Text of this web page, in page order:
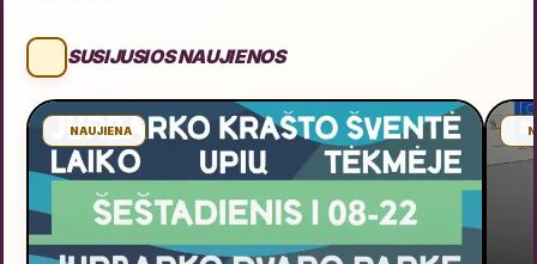
SUSIJUSIOS NAUJIENOS
NAUJIENA